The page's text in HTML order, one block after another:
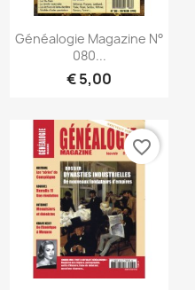
Snel bekijken
Généalogie Magazine N°
080...
€ 5,00
favorite_border